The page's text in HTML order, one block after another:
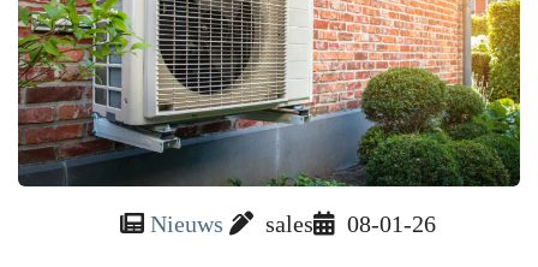
Nieuws sales 08-01-26